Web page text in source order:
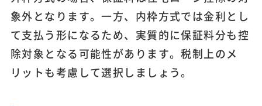
象外となります。一方、内枠方式では金利とし
て支払う形になるため、実質的に保証料分も控
除対象となる可能性があります。税制上のメ
リットも考慮して選択しましょう。